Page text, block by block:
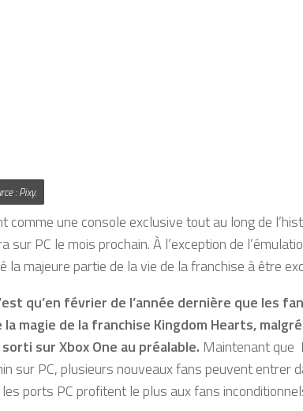
: Pixy.
comme une console exclusive tout au long de
sur PC le mois prochain. À l’exception de
la majeure partie de la vie de la franchise à être
qu’en février de l’année dernière que les
la magie de la franchise Kingdom Hearts,
sur Xbox One au préalable. Maintenant que
sur PC, plusieurs nouveaux fans peuvent entrer
ports PC profitent le plus aux fans